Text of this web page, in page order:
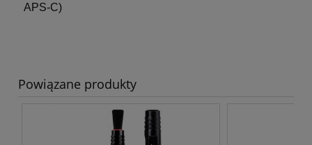
APS-C)
Powiązane produkty